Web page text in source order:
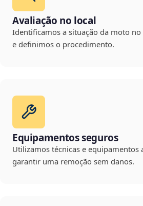
Avaliação no local
Identificamos a situação da moto
e definimos o procedimento.
Equipamentos seguros
Utilizamos técnicas e equipamentos
garantir uma remoção sem danos.